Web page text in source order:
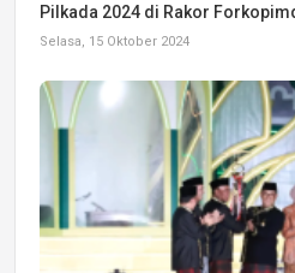
Pilkada 2024 di Rakor
Selasa, 15 Oktober 2024